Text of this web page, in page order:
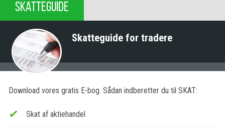
SKATTEGUIDE
Skatteguide for tradere
Download vores gratis E-bog. Sådan indberetter du til SKAT:
Skat af aktiehandel